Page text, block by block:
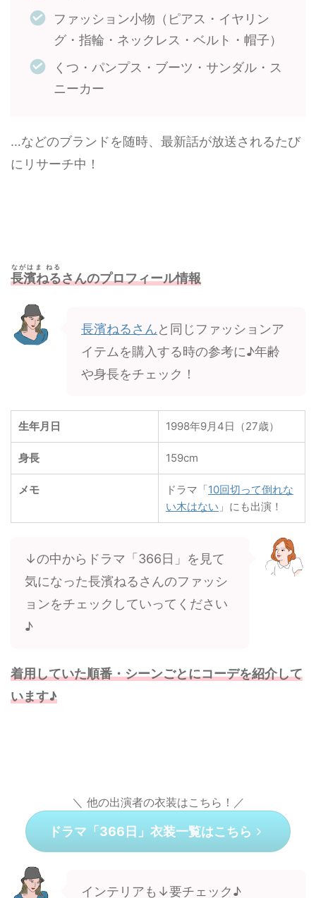
ファッション小物（ピアス・イヤリン
グ・指輪・ネックレス・ベルト・帽子）
くつ・パンプス・ブーツ・サンダル・ス
ニーカー
…などのブランドを随時、最新話が放送されるたび
にリサーチ中！
長濱ねる
ながはま ねる
さんのプロフィール情報
長濱ねるさんと同じファッションア
イテムを購入する時の参考に♪年齢
や身長をチェック！
生年月日 1998年9月4日（27歳）
身長 159cm
メモ ドラマ「10回切って倒れな
い木はない 」にも出演！
↓の中からドラマ「366日」を見て
気になった長濱ねるさんのファッシ
ョンをチェックしていってください
♪
着用していた順番・シーンごとにコーデを紹介して
います♪
＼ 他の出演者の衣装はこちら！／
ドラマ「366日」衣装一覧はこちら
インテリアも↓要チェック♪